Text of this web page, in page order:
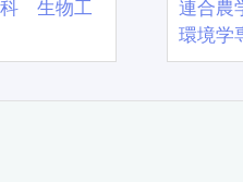
科 生物工
連合農
環境学